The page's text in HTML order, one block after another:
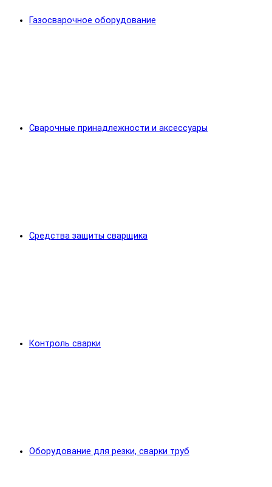
Газосварочное оборудование
Сварочные принадлежности и аксессуары
Средства защиты сварщика
Контроль сварки
Оборудование для резки, сварки труб